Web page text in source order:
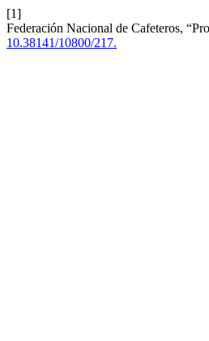
[1]
Federación Nacional de Cafeteros,
10.38141/10800/217.